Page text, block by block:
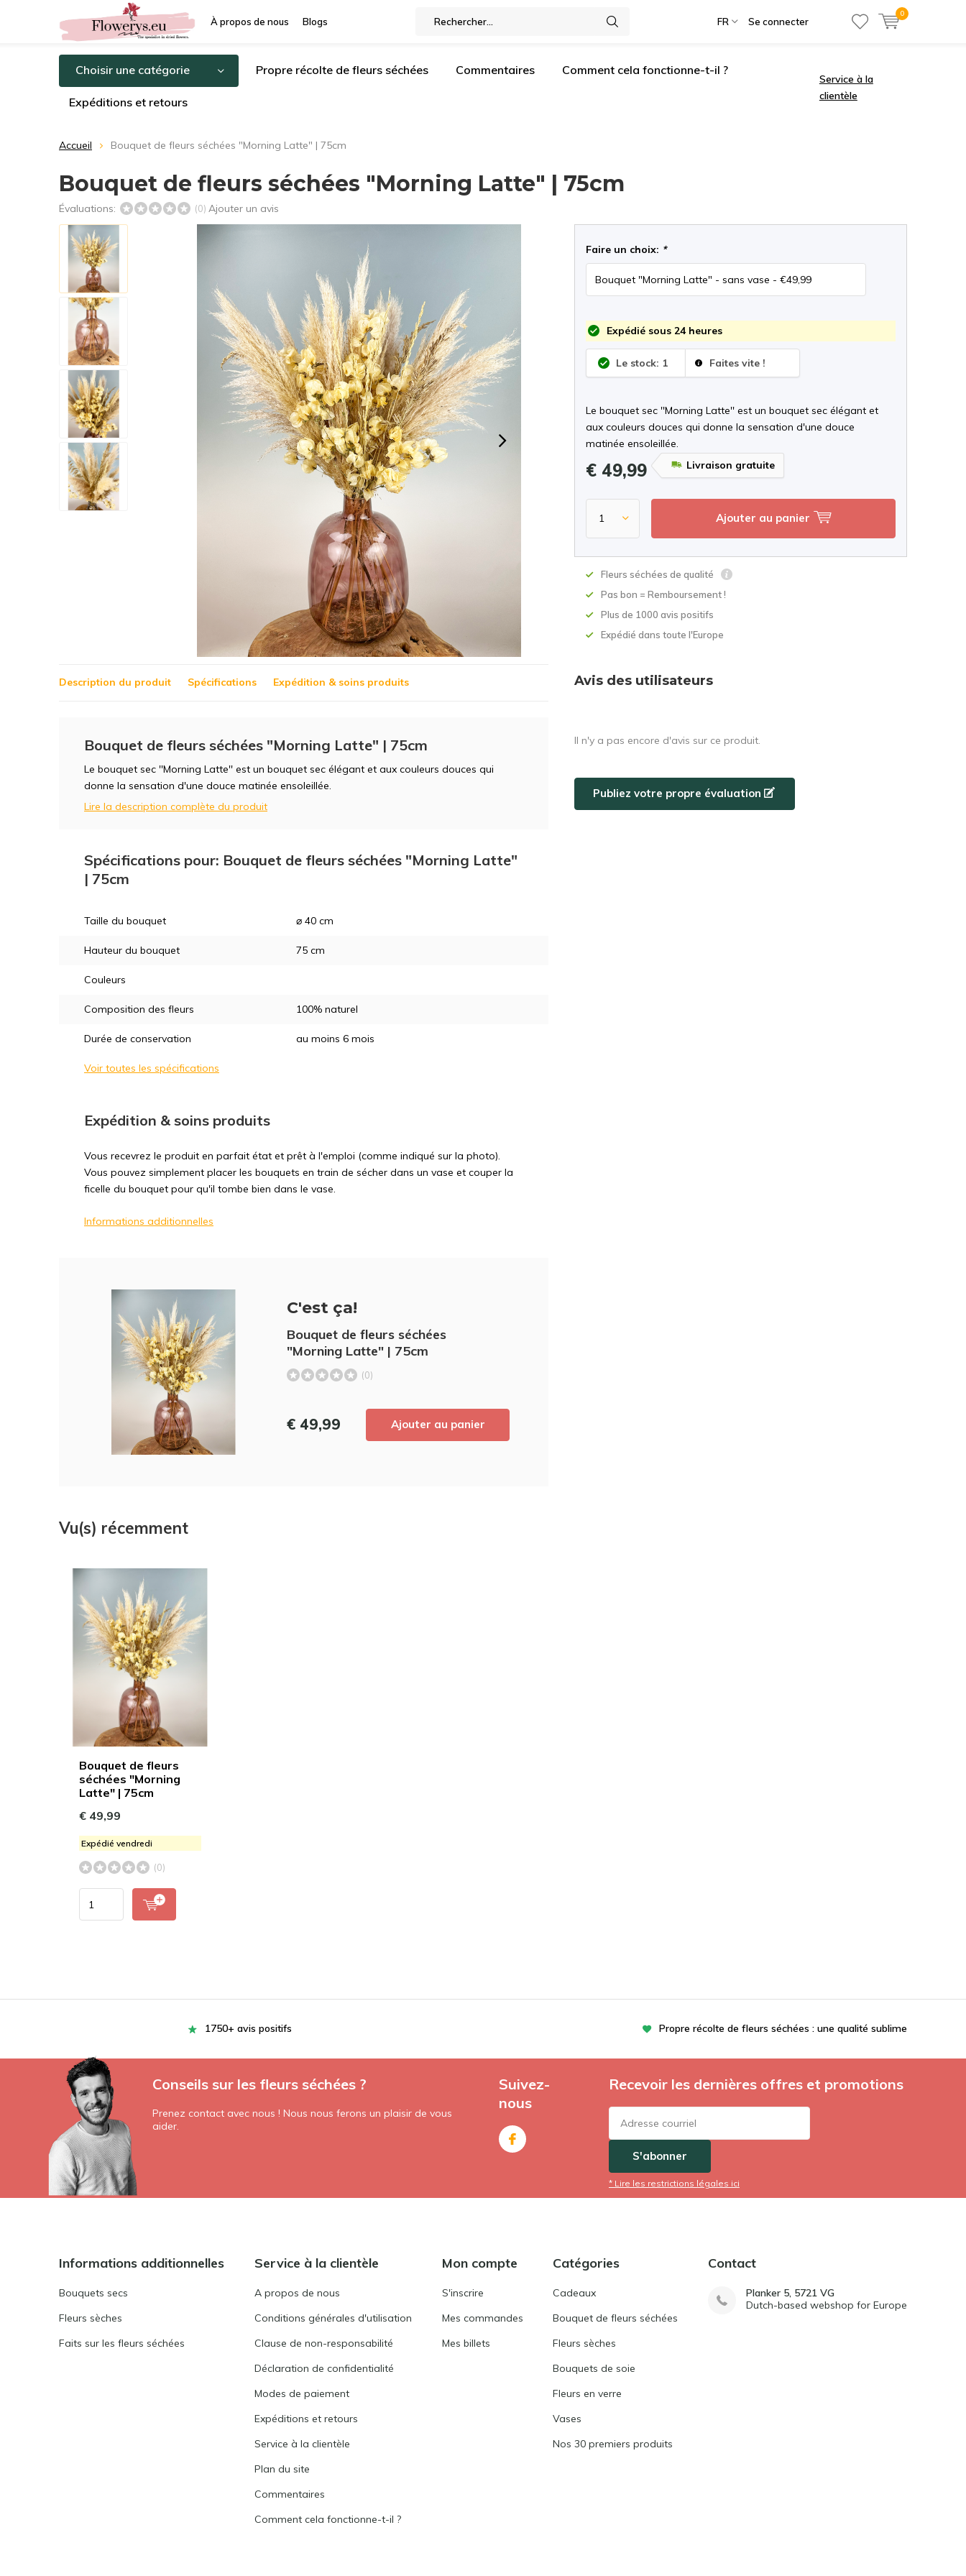
À propos de nous Blogs FR Se connecter
0
Choisir une catégorie Propre récolte de fleurs séchées Commentaires Comment cela fonctionne-t-il ?
Expéditions et retours
Service à la
clientèle
Accueil Bouquet de fleurs séchées "Morning Latte" | 75cm
Bouquet de fleurs séchées "Morning Latte" | 75cm
Évaluations: (0) Ajouter un avis
Faire un choix: *
Expédié sous 24 heures
Le stock: 1 Faites vite !
Le bouquet sec ''Morning Latte'' est un bouquet sec élégant et
aux couleurs douces qui donne la sensation d'une douce
matinée ensoleillée.
€ 49,99 Livraison gratuite
Ajouter au panier
Fleurs séchées de qualité
Pas bon = Remboursement !
Plus de 1000 avis positifs
Expédié dans toute l'Europe
Description du produit Spécifications Expédition & soins produits
Bouquet de fleurs séchées "Morning Latte" | 75cm
Le bouquet sec ''Morning Latte'' est un bouquet sec élégant et aux couleurs douces qui
donne la sensation d'une douce matinée ensoleillée.
Lire la description complète du produit
Spécifications pour: Bouquet de fleurs séchées "Morning Latte"
| 75cm
Taille du bouquet ⌀ 40 cm
Hauteur du bouquet 75 cm
Couleurs
Composition des fleurs 100% naturel
Durée de conservation au moins 6 mois
Voir toutes les spécifications
Expédition & soins produits
Vous recevrez le produit en parfait état et prêt à l'emploi (comme indiqué sur la photo).
Vous pouvez simplement placer les bouquets en train de sécher dans un vase et couper la
ficelle du bouquet pour qu'il tombe bien dans le vase.
Informations additionnelles
C'est ça!
Bouquet de fleurs séchées
"Morning Latte" | 75cm
(0)
€ 49,99 Ajouter au panier
Avis des utilisateurs
Il n'y a pas encore d'avis sur ce produit.
Publiez votre propre évaluation
Vu(s) récemment
Bouquet de fleurs
séchées "Morning
Latte" | 75cm
€ 49,99
Expédié vendredi
(0)
1750+ avis positifs Propre récolte de fleurs séchées : une qualité sublime
Conseils sur les fleurs séchées ?
Prenez contact avec nous ! Nous nous ferons un plaisir de vous
aider.
Suivez-
nous
Recevoir les dernières offres et promotions
S'abonner
* Lire les restrictions légales ici
Informations additionnelles
Bouquets secs
Fleurs sèches
Faits sur les fleurs séchées
Service à la clientèle
A propos de nous
Conditions générales d'utilisation
Clause de non-responsabilité
Déclaration de confidentialité
Modes de paiement
Expéditions et retours
Service à la clientèle
Plan du site
Commentaires
Comment cela fonctionne-t-il ?
Mon compte
S'inscrire
Mes commandes
Mes billets
Catégories
Cadeaux
Bouquet de fleurs séchées
Fleurs sèches
Bouquets de soie
Fleurs en verre
Vases
Nos 30 premiers produits
Contact
Planker 5, 5721 VG
Dutch-based webshop for Europe
Utilisez le code de réduction rapidement, avant qu'il n'expire !